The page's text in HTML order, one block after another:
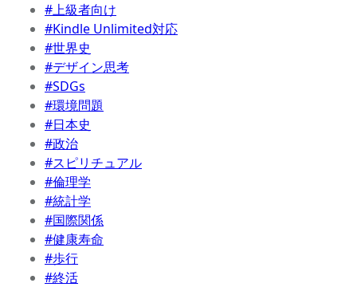
#上級者向け
#Kindle Unlimited対応
#世界史
#デザイン思考
#SDGs
#環境問題
#日本史
#政治
#スピリチュアル
#倫理学
#統計学
#国際関係
#健康寿命
#歩行
#終活